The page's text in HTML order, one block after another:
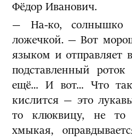
Фёдор Иванович.
— На-ко,
ложечкой. — Вот
языком и отправляет
подставленный
ещё... И вот... Что
кислится — это
то клюквицу, не
хмыкая,